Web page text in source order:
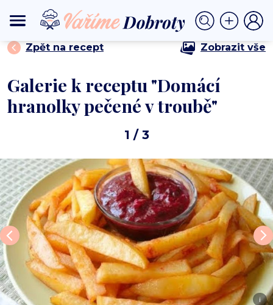
DOMŮ PŘÍLOHY⟩ Domácí hranolky pečené v troubě
Zpět na recept Zobrazit vše
Galerie k receptu "Domácí
hranolky pečené v troubě"
1 / 3
i